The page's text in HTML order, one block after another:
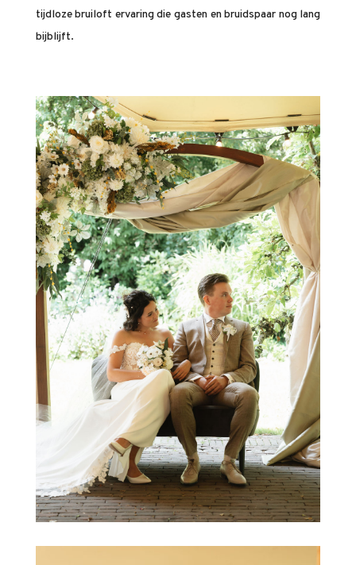
tijdloze bruiloft ervaring die gasten en bruidspaar nog lang
bijblijft.